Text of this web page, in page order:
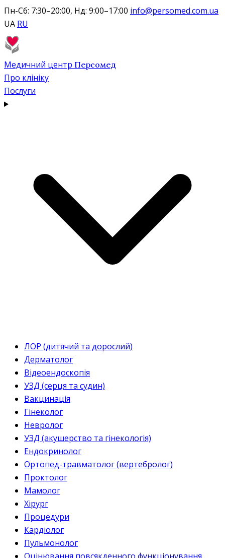
Пн-Сб: 7:30–20:00, Нд: 9:00–17:00 info@persomed.com.ua
UA RU
Медичний центр Персомед
Про клініку
Послуги
ЛОР (дитячий та дорослий)
Дерматолог
Відеоендоскопія
УЗД (серця та судин)
Вакцинація
Гінеколог
Невролог
УЗД (акушерство та гінекологія)
Ендокринолог
Ортопед-травматолог (вертебролог)
Проктолог
Мамолог
Хірург
Процедури
Кардіолог
Пульмонолог